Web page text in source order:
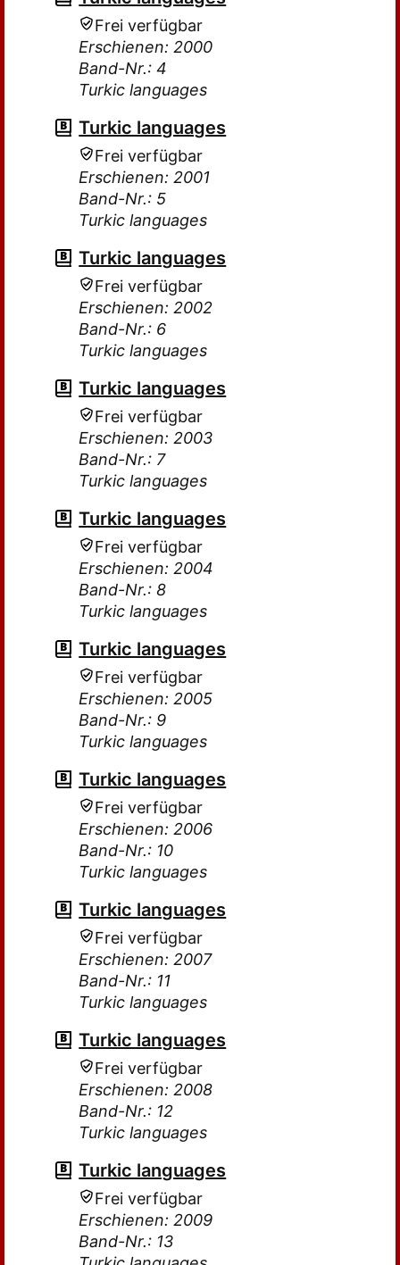
Frei verfügbar
Erschienen: 2000
Band-Nr.: 4
Turkic languages
Turkic languages
Frei verfügbar
Erschienen: 2001
Band-Nr.: 5
Turkic languages
Turkic languages
Frei verfügbar
Erschienen: 2002
Band-Nr.: 6
Turkic languages
Turkic languages
Frei verfügbar
Erschienen: 2003
Band-Nr.: 7
Turkic languages
Turkic languages
Frei verfügbar
Erschienen: 2004
Band-Nr.: 8
Turkic languages
Turkic languages
Frei verfügbar
Erschienen: 2005
Band-Nr.: 9
Turkic languages
Turkic languages
Frei verfügbar
Erschienen: 2006
Band-Nr.: 10
Turkic languages
Turkic languages
Frei verfügbar
Erschienen: 2007
Band-Nr.: 11
Turkic languages
Turkic languages
Frei verfügbar
Erschienen: 2008
Band-Nr.: 12
Turkic languages
Turkic languages
Frei verfügbar
Erschienen: 2009
Band-Nr.: 13